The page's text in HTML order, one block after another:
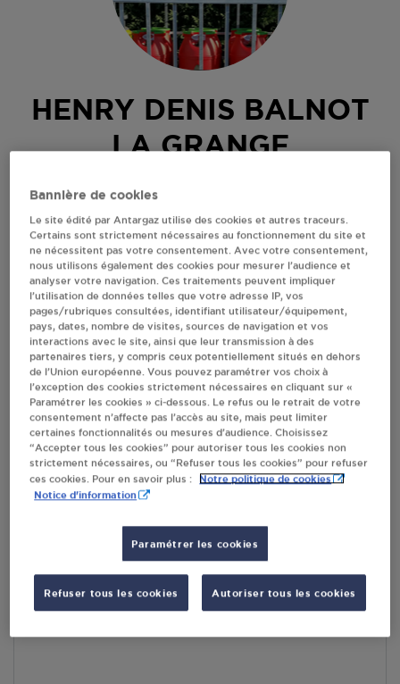
HENRY DENIS BALNOT
LA GRANGE
ROUTE ARRELLES VAUDRON
10210BALNOT LA GRANGE
Revendeur de bouteilles de gaz
S'Y RENDRE
AFFICHER LE TÉLÉPHONE
RECEVOIR LES COORDONNÉES DU REVENDEUR
En cliquant sur « S’y rendre », j’autorise le traitement
d’informations (dont mon adresse IP) et leur transfert hors UE
par Google Maps afin d’afficher la carte.
En savoir plus
Accès
Bannière de cookies
Le site édité par Antargaz utilise des cookies et autres traceurs.
Certains sont strictement nécessaires au fonctionnement du site et
ne nécessitent pas votre consentement. Avec votre consentement,
nous utilisons également des cookies pour mesurer l’audience et
analyser votre navigation. Ces traitements peuvent impliquer
l’utilisation de données telles que votre adresse IP, vos
pages/rubriques consultées, identifiant utilisateur/équipement,
pays, dates, nombre de visites, sources de navigation et vos
interactions avec le site, ainsi que leur transmission à des
partenaires tiers, y compris ceux potentiellement situés en dehors
de l’Union européenne. Vous pouvez paramétrer vos choix à
l’exception des cookies strictement nécessaires en cliquant sur «
Paramétrer les cookies » ci-dessous. Le refus ou le retrait de votre
consentement n’affecte pas l’accès au site, mais peut limiter
certaines fonctionnalités ou mesures d’audience. Choisissez
“Accepter tous les cookies” pour autoriser tous les cookies non
strictement nécessaires, ou “Refuser tous les cookies” pour refuser
ces cookies. Pour en savoir plus :
Notre politique de cookies
Notice d'information
Paramétrer les cookies
Refuser tous les cookies Autoriser tous les cookies